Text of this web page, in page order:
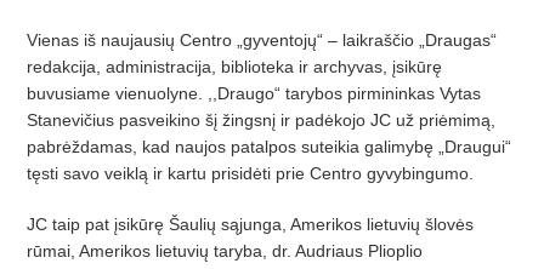
Vienas iš naujausių Centro „gyventojų“ – laikraščio „Draugas“
redakcija, administracija, biblioteka ir archyvas, įsikūrę
buvusiame vienuolyne. ,,Draugo“ tarybos pirmininkas Vytas
Stanevičius pasveikino šį žingsnį ir padėkojo JC už priėmimą,
pabrėždamas, kad naujos patalpos suteikia galimybę „Draugui“
tęsti savo veiklą ir kartu prisidėti prie Centro gyvybingumo.
JC taip pat įsikūrę Šaulių sąjunga, Amerikos lietuvių šlovės
rūmai, Amerikos lietuvių taryba, dr. Audriaus Plioplio